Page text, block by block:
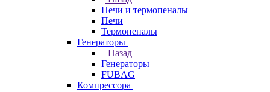
Печи и термопеналы
Печи
Термопеналы
Генераторы
Назад
Генераторы
FUBAG
Компрессора